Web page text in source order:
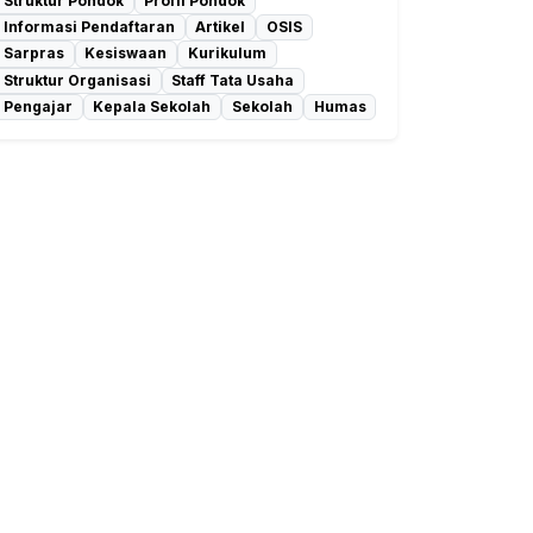
Informasi Pendaftaran
Artikel
OSIS
Sarpras
Kesiswaan
Kurikulum
Struktur Organisasi
Staff Tata Usaha
Pengajar
Kepala Sekolah Sekolah Humas